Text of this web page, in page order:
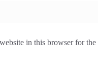
in this browser for